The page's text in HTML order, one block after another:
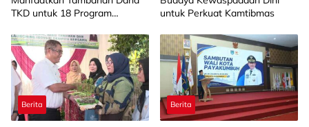
TKD untuk 18 Program
untuk Perkuat Kamtibmas
Berita Berita